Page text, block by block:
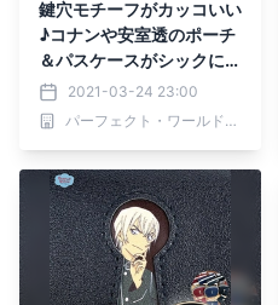
鍵穴モチーフがカッコいい
♪コナンや安室透のポーチ
＆パスケースがシックに登
場
2021-03-24 23:00
パーフェクト・ワールド株式会社